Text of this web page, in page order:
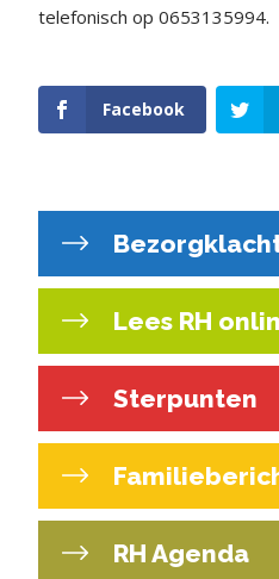
telefonisch op 0653135994.
Facebook
Lees RH
Sterpunten
RH Agenda